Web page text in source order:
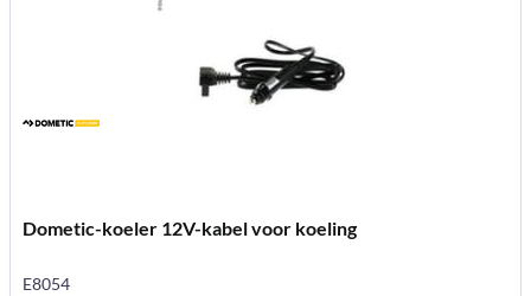
Dometic-koeler 12V-kabel voor koeling
E8054